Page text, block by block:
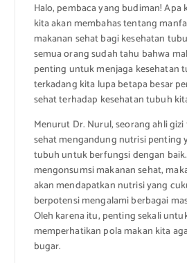
Halo, pembaca yang budiman! Apa
kita akan membahas tentang
makanan sehat bagi kesehatan
semua orang sudah tahu bahwa
penting untuk menjaga kesehatan
terkadang kita lupa betapa besar
sehat terhadap kesehatan tubuh
Menurut Dr. Nurul, seorang ahli gizi
sehat mengandung nutrisi penting
tubuh untuk berfungsi dengan
mengonsumsi makanan sehat,
akan mendapatkan nutrisi yang
berpotensi mengalami berbagai
Oleh karena itu, penting sekali
memperhatikan pola makan kita
bugar.